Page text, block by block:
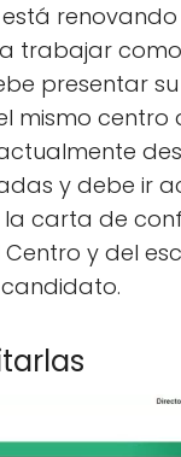
trabajar
presentar
mismo centro
y debe ir
la carta de
y del